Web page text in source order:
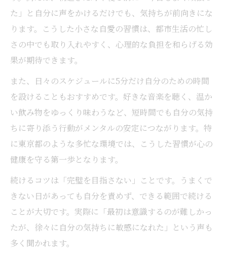
た」と自分に声をかけるだけでも、気持ちが前向きにな
ります。こうした小さな自愛の習慣は、都市生活の忙し
さの中でも取り入れやすく、心理的な負担を和らげる効
果が期待できます。
また、日々のスケジュールに5分だけ自分のための時間
を設けることもおすすめです。好きな音楽を聴く、温か
い飲み物をゆっくり味わうなど、短時間でも自分の気持
ちに寄り添う行動がメンタルの安定につながります。特
に東京都のような多忙な環境では、こうした習慣が心の
健康を守る第一歩となります。
続けるコツは「完璧を目指さない」ことです。うまくで
きない日があっても自分を責めず、できる範囲で続ける
ことが大切です。実際に「最初は意識するのが難しかっ
たが、徐々に自分の気持ちに敏感になれた」という声も
多く聞かれます。